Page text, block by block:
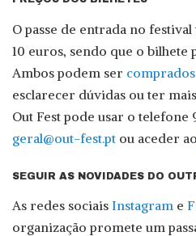
O passe de entrada no
10 euros, sendo que o bilhete
Ambos podem ser
esclarecer dúvidas ou ter
Out Fest pode usar o telefone
geral@out-fest.pt ou aceder ao
SEGUIR AS NOVIDADES DO
As redes sociais Instagram e
organização promete um